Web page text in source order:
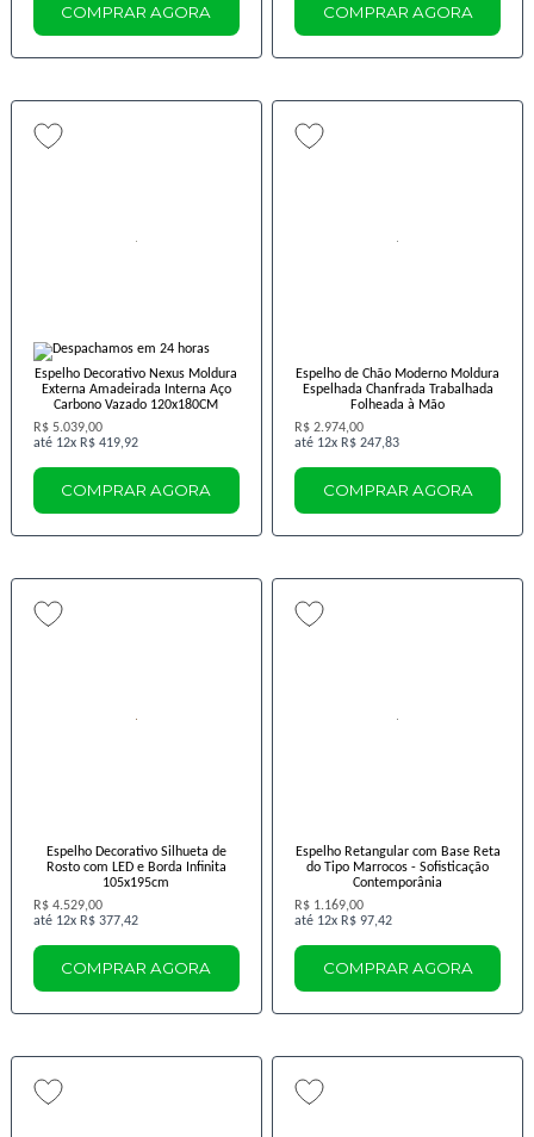
COMPRAR AGORA COMPRAR AGORA
Espelho Decorativo Nexus Moldura
Externa Amadeirada Interna Aço
Carbono Vazado 120x180CM
R$ 5.039,00
12x R$ 419,92
COMPRAR AGORA
Espelho de Chão Moderno Moldura
Espelhada Chanfrada Trabalhada
Folheada à Mão
R$ 2.974,00
12x R$ 247,83
COMPRAR AGORA
Espelho Decorativo Silhueta de
Rosto com LED e Borda Infinita
105x195cm
R$ 4.529,00
12x R$ 377,42
COMPRAR AGORA
Espelho Retangular com Base Reta
do Tipo Marrocos - Sofisticação
Contemporânia
R$ 1.169,00
12x R$ 97,42
COMPRAR AGORA